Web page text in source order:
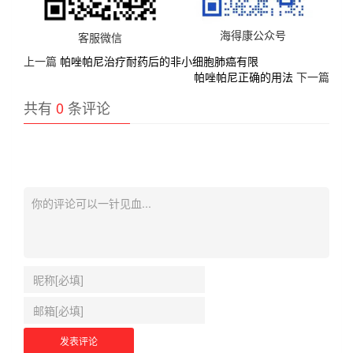
客服微信
海得康公众号
上一篇 帕唑帕尼治疗耐药后的非小细胞肺癌有限
帕唑帕尼正确的用法 下一篇
共有 0 条评论